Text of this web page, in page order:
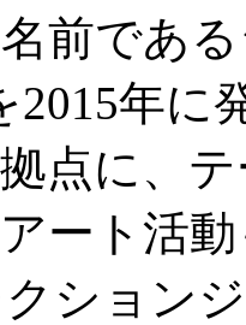
前であ
2015年に
拠点に、
ート活
ション